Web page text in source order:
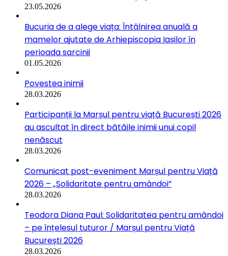
23.05.2026
Bucuria de a alege viața: Întâlnirea anuală a
mamelor ajutate de Arhiepiscopia Iașilor în
perioada sarcinii
01.05.2026
Povestea inimii
28.03.2026
Participanții la Marșul pentru viață București 2026
au ascultat în direct bătăile inimii unui copil
nenăscut
28.03.2026
Comunicat post-eveniment Marșul pentru Viață
2026 – „Solidaritate pentru amândoi”
28.03.2026
Teodora Diana Paul: Solidaritatea pentru amândoi
– pe înțelesul tuturor / Marșul pentru Viață
București 2026
28.03.2026